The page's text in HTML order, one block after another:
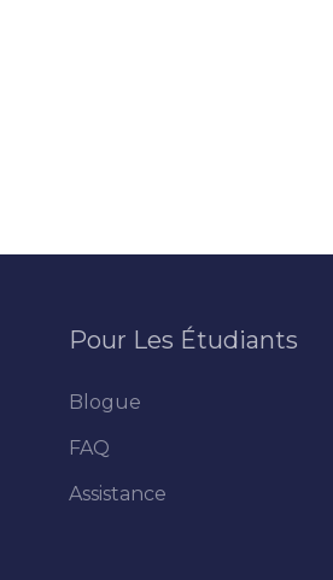
Pour Les Étudiants
Blogue
FAQ
Assistance